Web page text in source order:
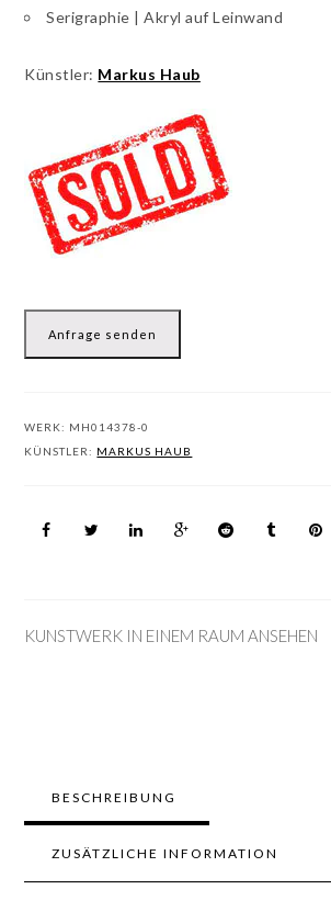
Serigraphie | Akryl auf Leinwand
Künstler: Markus Haub
Anfrage senden
WERK: MH014378-0
KÜNSTLER: MARKUS HAUB
KUNSTWERK IN EINEM RAUM ANSEHEN
BESCHREIBUNG
ZUSÄTZLICHE INFORMATION